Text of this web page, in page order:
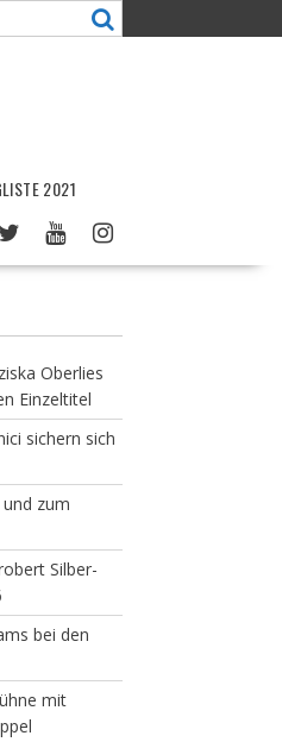
2021
Oberlies
Einzeltitel
sichern sich
zum
Silber-
bei den
mit